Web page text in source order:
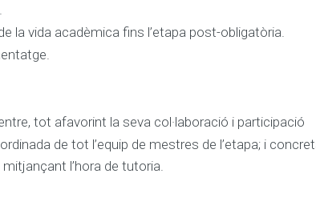
la vida acadèmica fins l’etapa post-obligatòria.
tot afavorint la seva col·laboració i participació
de tot l’equip de mestres de l’etapa; i
l’hora de tutoria.